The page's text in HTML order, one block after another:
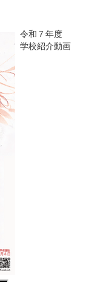
令和７年度
学校紹介動画